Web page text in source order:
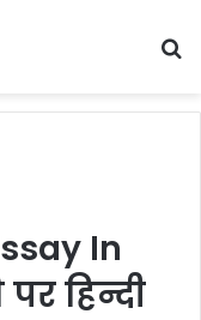
In
हिन्दी